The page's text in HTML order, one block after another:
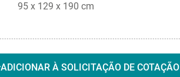
95 x 129 x 190 cm
ADICIONAR À SOLICITAÇÃO DE COTAÇÃO